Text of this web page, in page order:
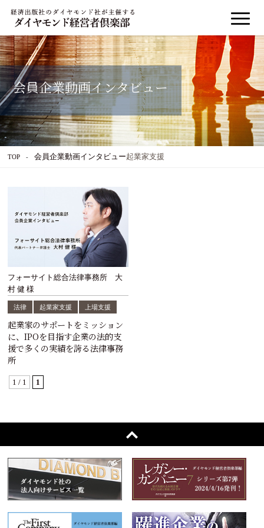
会員企業動画インタビュー
TOP 会員企業動画インタビュー起業家支援
フォーサイト総合法律事務所 大
村 健 様
法律 起業家支援 上場支援
起業家のサポートをミッション
に、IPOを目指す企業の法的支
援で多くの実績を誇る法律事務
所
1 / 1 1